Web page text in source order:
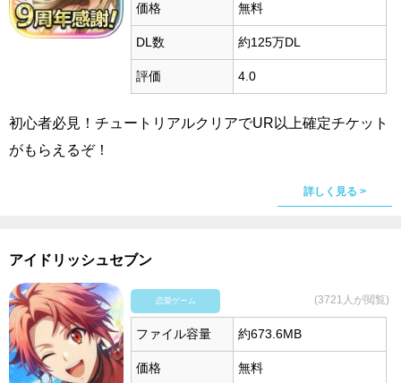
価格 無料
DL数 約125万DL
評価 4.0
初心者必見！チュートリアルクリアでUR以上確定チケット
がもらえるぞ！
詳しく見る >
アイドリッシュセブン
恋愛ゲーム (3721人が閲覧)
ファイル容量 約673.6MB
価格 無料